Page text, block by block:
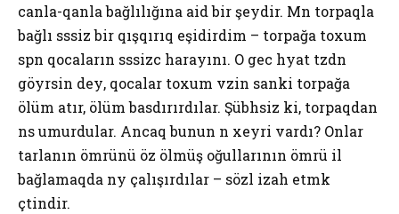
canla-qanla bağlılığına aid bir şeydir. Mәn torpaqla
bağlı sәssiz bir qışqırıq eşidirdim – torpağa toxum
sәpәn qocaların sәssizcә harayını. O gecә hәyat tәzәdәn
göyәrsin deyә, qocalar toxum әvәzinә sanki torpağa
ölüm atır, ölüm basdırırdılar. Şübhәsiz ki, torpaqdan
nәsә umurdular. Ancaq bunun nә xeyri vardı? Onlar
tarlanın ömrünü öz ölmüş oğullarının ömrü ilә
bağlamaqda nәyә çalışırdılar – sözlә izah etmәk
çәtindir.